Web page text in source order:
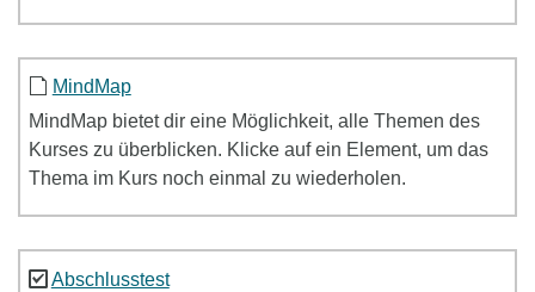
MindMap
MindMap bietet dir eine Möglichkeit, alle Themen des
Kurses zu überblicken. Klicke auf ein Element, um das
Thema im Kurs noch einmal zu wiederholen.
Abschlusstest